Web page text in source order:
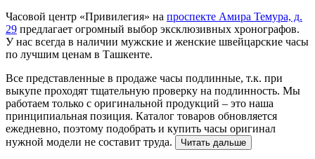
Часовой центр «Привилегия» на проспекте Амира Темура, д.
29 предлагает огромный выбор эксклюзивных хронографов.
У нас всегда в наличии мужские и женские швейцарские часы
по лучшим ценам в Ташкенте.
Все представленные в продаже часы подлинные, т.к. при
выкупе проходят тщательную проверку на подлинность. Мы
работаем только с оригинальной продукций – это наша
принципиальная позиция. Каталог товаров обновляется
ежедневно, поэтому подобрать и купить часы оригинал
нужной модели не составит труда.
Читать дальше